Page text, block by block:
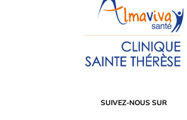
SUIVEZ-NOUS SUR